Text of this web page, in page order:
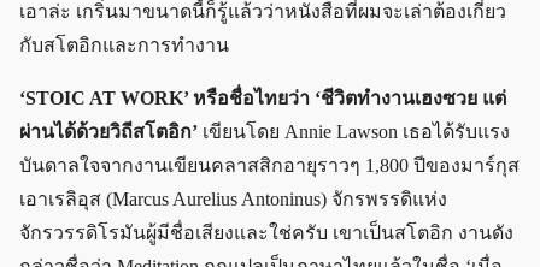
เอาล่ะ เกริ่นมาขนาดนี้ก็รู้แล้วว่าหนังสือที่ผมจะเล่าต้องเกี่ยว
กับสโตอิกและการทำงาน
‘STOIC AT WORK’ หรือชื่อไทยว่า ‘ชีวิตทำงานเฮงซวย แต่
ผ่านได้ด้วยวิถีสโตอิก’ เขียนโดย Annie Lawson เธอได้รับแรง
บันดาลใจจากงานเขียนคลาสสิกอายุราวๆ 1,800 ปีของมาร์กุส
เอาเรลิอุส (Marcus Aurelius Antoninus) จักรพรรดิแห่ง
จักรวรรดิโรมันผู้มีชื่อเสียงและใช่ครับ เขาเป็นสโตอิก งานดัง